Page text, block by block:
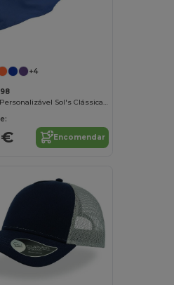
+4
Bandana Personalizável Sol's Clássica e Confortável
€ Encomendar